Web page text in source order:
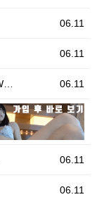
06.11
06.11
06.11
06.11
06.11
06.11